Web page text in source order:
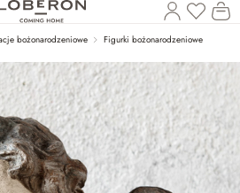
Masz
bożonarodzeniowe Figurki bożonarodzeniowe